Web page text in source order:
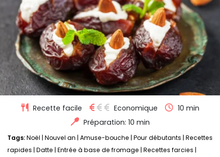
Recette facile Economique
10 min
Préparation: 10 min
Tags:Noël Nouvel an Amuse-bouche Pour débutants Recettes
rapides Datte Entrée à base de fromage Recettes farcies